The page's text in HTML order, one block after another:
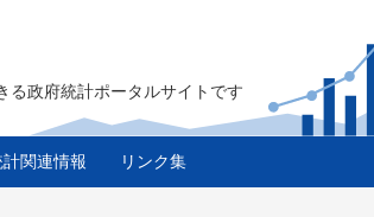
る政府統計ポータルサイトです
計関連情報 リンク集